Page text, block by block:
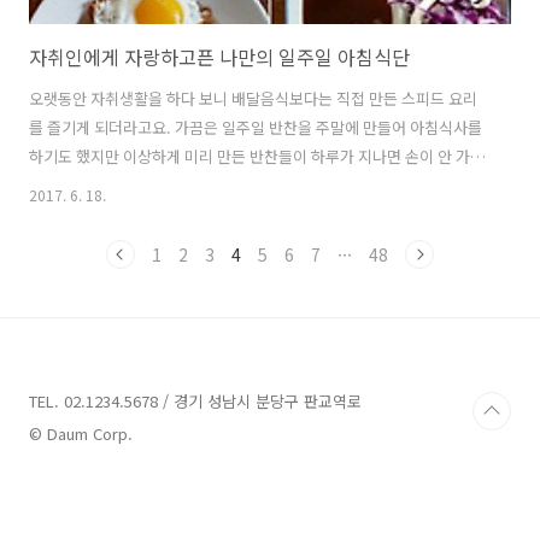
자취인에게 자랑하고픈 나만의 일주일 아침식단
오랫동안 자취생활을 하다 보니 배달음식보다는 직접 만든 스피드 요리
를 즐기게 되더라고요. 가끔은 일주일 반찬을 주말에 만들어 아침식사를
하기도 했지만 이상하게 미리 만든 반찬들이 하루가 지나면 손이 안 가게
되더라고요. 그래서 여러 개의 반찬을 만들기보다 그때그때 스피드하게
자취인에게 자랑하고픈 나만의 아침밥 메뉴 주변에 자취 직장인이 쾌 있
2017. 6. 18.
1 2 3 4 5 6 7 ··· 48
TEL. 02.1234.5678 / 경기 성남시 분당구 판교역로
© Daum Corp.